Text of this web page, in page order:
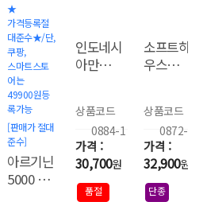
★
가격등록절
대준수★/단,
쿠팡,
스마트스토
어는
49900원등
록가능
[판매가 절대
준수]
아르기닌
5000 대
인도네시
아만델링
상품코드
0884-1
30,700원
품절
소프트하
우스블랜
상품코드
0872-1
32,900원
단종